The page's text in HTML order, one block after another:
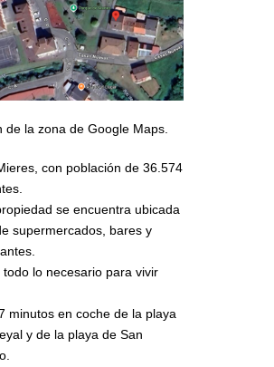
de la zona de Google Maps.
con población de 36.574
se encuentra ubicada
supermercados, bares y
todo lo necesario para vivir
minutos en coche de la playa
y de la playa de San